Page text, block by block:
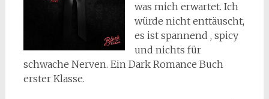
was mich erwartet. Ich
würde nicht enttäuscht,
es ist spannend , spicy
und nichts für
schwache Nerven. Ein Dark Romance Buch
erster Klasse.